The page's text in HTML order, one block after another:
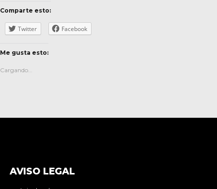
Comparte esto:
Twitter Facebook
Me gusta esto:
Cargando...
AVISO LEGAL